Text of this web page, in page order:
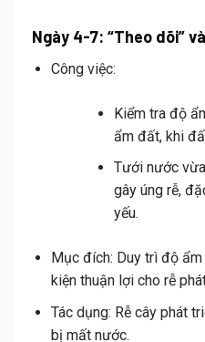
Ngày 4-7: “Theo dõi”
Công việc:
Kiểm tra độ
ẩm đất, khi
Tưới nước
gây úng rễ,
yếu.
Mục đích: Duy trì độ
kiện thuận lợi cho rễ
Tác dụng: Rễ cây phát
bị mất nước.